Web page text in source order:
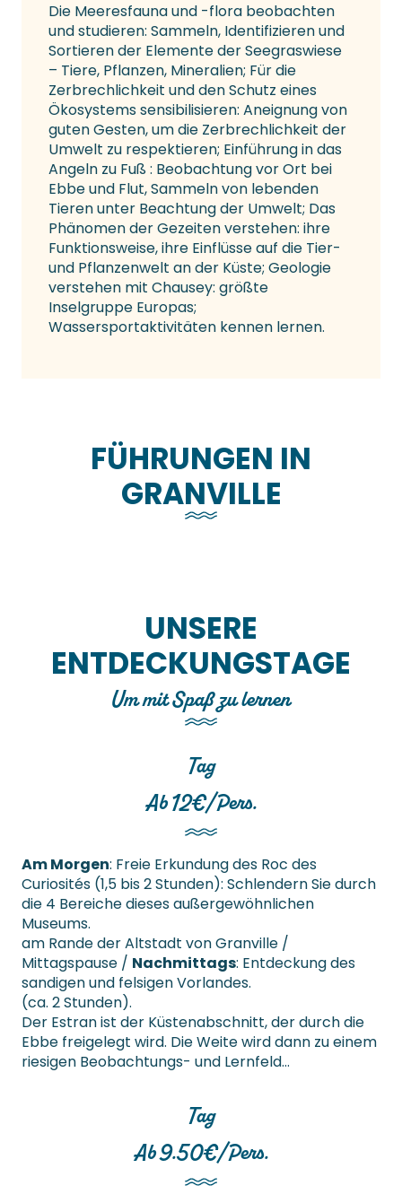
Die Meeresfauna und -flora beobachten
und studieren: Sammeln, Identifizieren und
Sortieren der Elemente der Seegraswiese
– Tiere, Pflanzen, Mineralien; Für die
Zerbrechlichkeit und den Schutz eines
Ökosystems sensibilisieren: Aneignung von
guten Gesten, um die Zerbrechlichkeit der
Umwelt zu respektieren; Einführung in das
Angeln zu Fuß : Beobachtung vor Ort bei
Ebbe und Flut, Sammeln von lebenden
Tieren unter Beachtung der Umwelt; Das
Phänomen der Gezeiten verstehen: ihre
Funktionsweise, ihre Einflüsse auf die Tier-
und Pflanzenwelt an der Küste; Geologie
verstehen mit Chausey: größte
Inselgruppe Europas;
Wassersportaktivitäten kennen lernen.
FÜHRUNGEN IN
GRANVILLE
UNSERE
ENTDECKUNGSTAGE
Um mit Spaß zu lernen
Tag
Ab 12€/Pers.
Am Morgen: Freie Erkundung des Roc des
Curiosités (1,5 bis 2 Stunden): Schlendern Sie durch
die 4 Bereiche dieses außergewöhnlichen
Museums.
am Rande der Altstadt von Granville /
Mittagspause / Nachmittags: Entdeckung des
sandigen und felsigen Vorlandes.
(ca. 2 Stunden).
Der Estran ist der Küstenabschnitt, der durch die
Ebbe freigelegt wird. Die Weite wird dann zu einem
riesigen Beobachtungs- und Lernfeld…
Tag
Ab 9.50€/Pers.